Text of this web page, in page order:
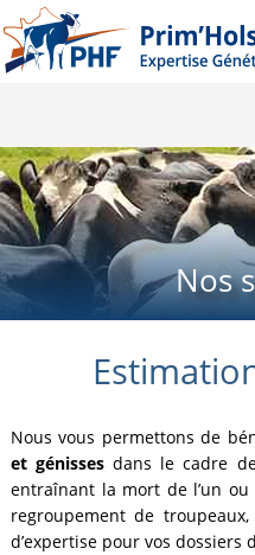
Nos
Nous vous permettons de
et génisses dans le cadre
entraînant la mort de l’un
regroupement de
d’expertise pour vos dossiers